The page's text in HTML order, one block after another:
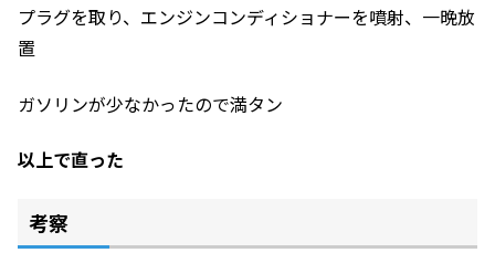
プラグを取り、エンジンコンディショナーを噴射、一晩放
置
ガソリンが少なかったので満タン
以上で直った
考察